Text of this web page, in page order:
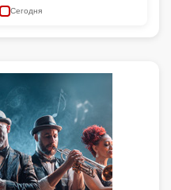
Сегодня